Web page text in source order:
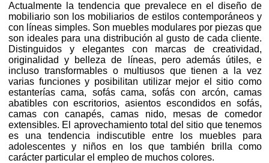
Actualmente la tendencia que prevalece en el diseño de
mobiliario son los mobiliarios de estilos contemporáneos y
con líneas simples. Son muebles modulares por piezas que
son ideales para una distribución al gusto de cada cliente.
Distinguidos y elegantes con marcas de creatividad,
originalidad y belleza de líneas, pero además útiles, e
incluso transformables o multiusos que tienen a la vez
varias funciones y posibilitan utilizar mejor el sitio como
estanterías cama, sofás cama, sofás con arcón, camas
abatibles con escritorios, asientos escondidos en sofás,
camas con canapés, camas nido, mesas de comedor
extensibles. El aprovechamiento total del sitio que tenemos
es una tendencia indiscutible entre los muebles para
adolescentes y niños en los que también brilla como
carácter particular el empleo de muchos colores.